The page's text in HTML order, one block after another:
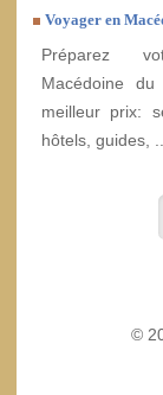
Voyager en
Préparez
Macédoine
meilleur prix:
hôtels, guides, ...
©